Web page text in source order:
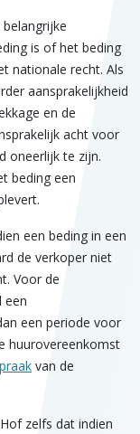
is of het beding
nationale recht. Als
aansprakelijkheid
en de
acht voor
oneerlijk te zijn.
beding een
een beding in een
de verkoper niet
Voor de
een
een periode voor
huurovereenkomst
van de
zelfs dat indien